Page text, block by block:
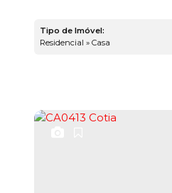
Tipo de Imóvel:
Residencial » Casa